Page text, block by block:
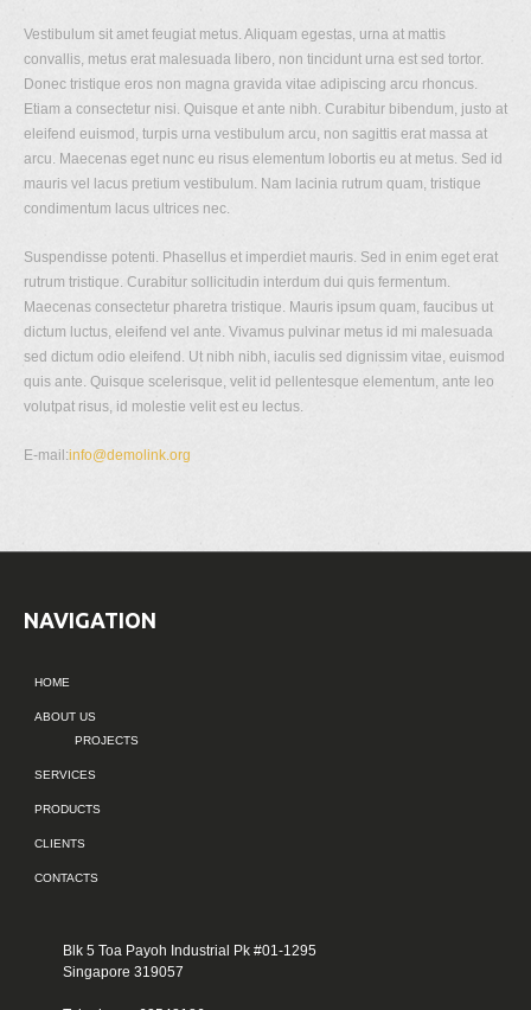
Vestibulum sit amet feugiat metus. Aliquam egestas, urna at mattis
convallis, metus erat malesuada libero, non tincidunt urna est sed tortor.
Donec tristique eros non magna gravida vitae adipiscing arcu rhoncus.
Etiam a consectetur nisi. Quisque et ante nibh. Curabitur bibendum, justo at
eleifend euismod, turpis urna vestibulum arcu, non sagittis erat massa at
arcu. Maecenas eget nunc eu risus elementum lobortis eu at metus. Sed id
mauris vel lacus pretium vestibulum. Nam lacinia rutrum quam, tristique
condimentum lacus ultrices nec.
Suspendisse potenti. Phasellus et imperdiet mauris. Sed in enim eget erat
rutrum tristique. Curabitur sollicitudin interdum dui quis fermentum.
Maecenas consectetur pharetra tristique. Mauris ipsum quam, faucibus ut
dictum luctus, eleifend vel ante. Vivamus pulvinar metus id mi malesuada
sed dictum odio eleifend. Ut nibh nibh, iaculis sed dignissim vitae, euismod
quis ante. Quisque scelerisque, velit id pellentesque elementum, ante leo
volutpat risus, id molestie velit est eu lectus.
E-mail:info@demolink.org
NAVIGATION
HOME
ABOUT US
PROJECTS
SERVICES
PRODUCTS
CLIENTS
CONTACTS
Blk 5 Toa Payoh Industrial Pk #01-1295
Singapore 319057